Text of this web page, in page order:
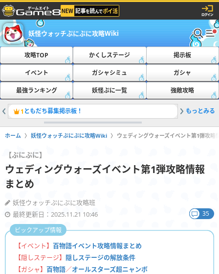
妖怪ウォッチぷにぷに攻略Wiki
攻略TOP かくしステージ 掲示板
イベント ガシャシミュ ガシャ
最強ランキング 妖怪ぷに一覧 強敵攻略
1 ともだち募集掲示板！ 2おたす
もっとみる
ホーム 妖怪ウォッチぷにぷに攻略Wiki ウェディングウォーズイベント第1弾攻略
【ぷにぷに】
ウェディングウォーズイベント第1弾攻略情報
まとめ
妖怪ウォッチぷにぷに攻略班
最終更新日：2025.11.21 10:46
35
【イベント】 百物語イベント攻略情報まとめ
【隠しステージ】 隠しステージの解放条件
【ガシャ】 百物語／オールスターズ超ニャンボ
ピックアップ情報